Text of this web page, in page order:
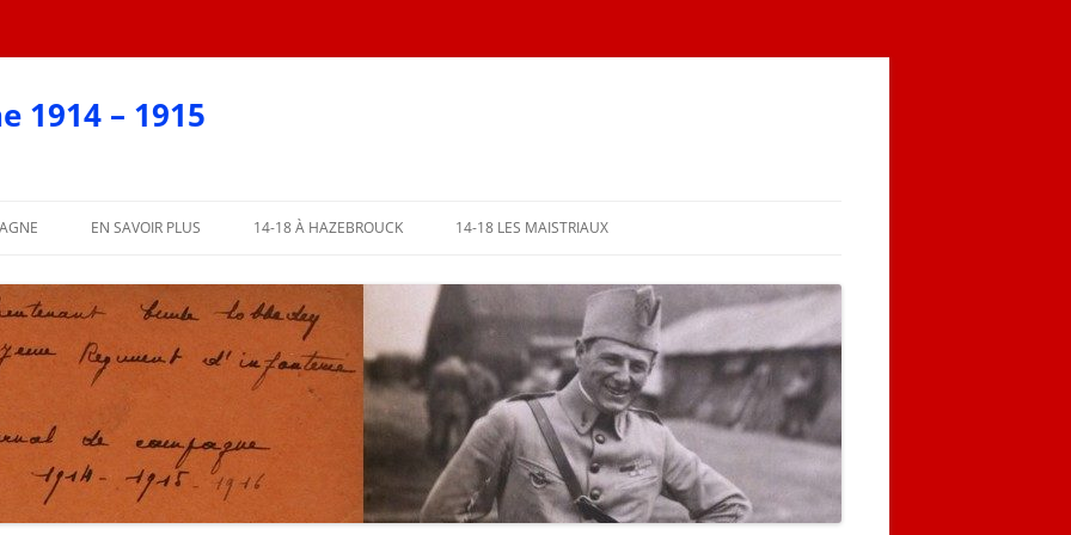
1914 – 1915
PARTIE
PARTIE
EN SAVOIR PLUS 14-18 À HAZEBROUCK
AFFICHES 2018
AFFICHES PAR COMMUNE
L’ABBÉ LEMIRE TÉMOIGNE
14-18 LES MAISTRIAUX